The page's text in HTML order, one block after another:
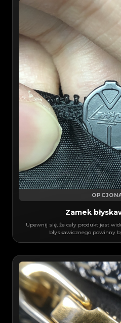
Zamek
Upewnij się, że cały produkt jest
błyskawicznego powinny